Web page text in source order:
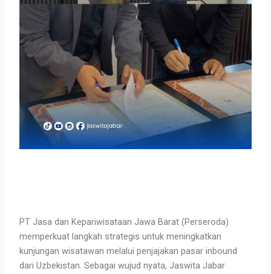
PT Jasa dan Kepariwisataan Jawa Barat (Perseroda)
memperkuat langkah strategis untuk meningkatkan
kunjungan wisatawan melalui penjajakan pasar inbound
dari Uzbekistan. Sebagai wujud nyata, Jaswita Jabar